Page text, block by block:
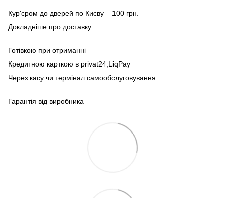
Кур'єром до дверей по Києву – 100 грн.
Докладніше про доставку
Готівкою при отриманні
Кредитною карткою в privat24,LiqPay
Через касу чи термінал самообслуговування
Гарантія від виробника